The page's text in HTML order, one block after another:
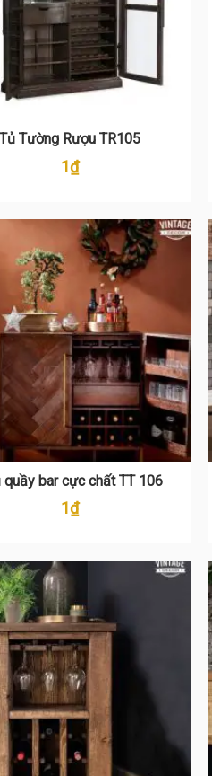
Tủ Tường Rượu TR105
1₫
quầy bar cực chất TT 106
1₫